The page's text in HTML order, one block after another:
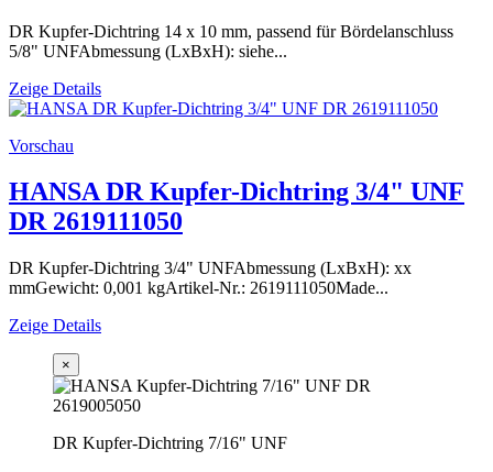
DR Kupfer-Dichtring 14 x 10 mm, passend für Bördelanschluss
5/8" UNFAbmessung (LxBxH): siehe...
Zeige Details
Vorschau
HANSA DR Kupfer-Dichtring 3/4" UNF
DR 2619111050
DR Kupfer-Dichtring 3/4" UNFAbmessung (LxBxH): xx
mmGewicht: 0,001 kgArtikel-Nr.: 2619111050Made...
Zeige Details
×
DR Kupfer-Dichtring 7/16" UNF